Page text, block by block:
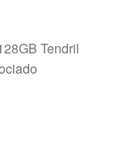
Tendril